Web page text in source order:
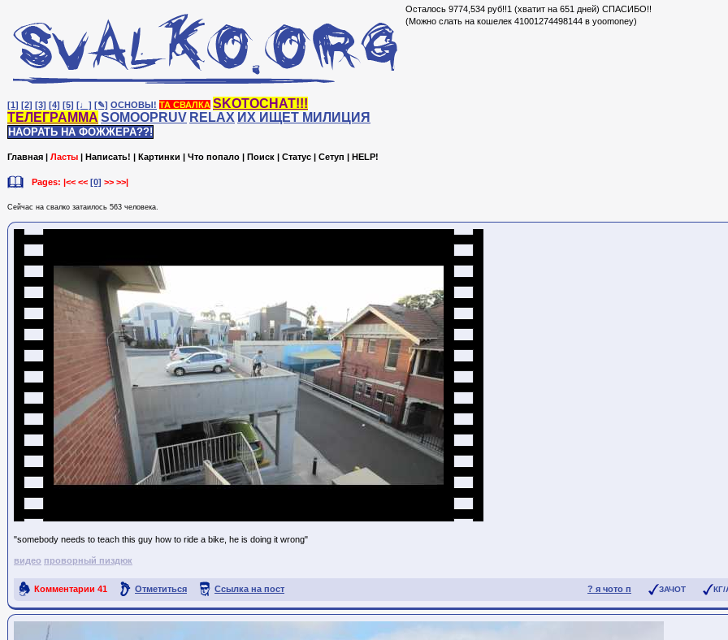
[1] [2] [3] [4] [5] [♩] [✎] ОСНОВЫ! ТА СВАЛКА SKOTOCHAT!!!
ТЕЛЕГРАММА SOMOOPRUV RELAX ИХ ИЩЕТ МИЛИЦИЯ
НАОРАТЬ НА ФОЖЖЕРА??!
Осталось 9774,534 руб!!1 (хватит на 651 дней) СПАСИБО!!
(Можно слать на кошелек 41001274498144 в yoomoney)
Главная | Ласты | Написать! | Картинки | Что попало | Поиск | Статус | Сетуп | HELP!
Pages: |<< << [0] >> >>|
Сейчас на cвалко затаилось 563 человека.
"somebody needs to teach this guy how to ride a bike, he is doing it wrong"
видео проворный пиздюк
? я чото п ЗАЧОТ
Комментарии 41 Отметиться Ссылка на пост